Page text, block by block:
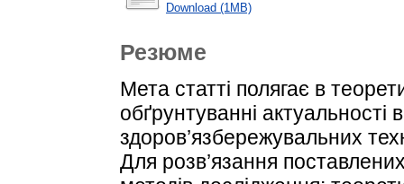
Download (1MB)
Резюме
Мета статті полягає в
обґрунтуванні актуальності
здоров’язбережувальних
Для розв’язання